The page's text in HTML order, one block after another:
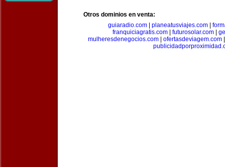
Otros dominios en venta:
guiaradio.com
planeatusviajes.com
franquiciagratis.com
futurosolar.com
mulheresdenegocios.com
ofertasdeviagem.com